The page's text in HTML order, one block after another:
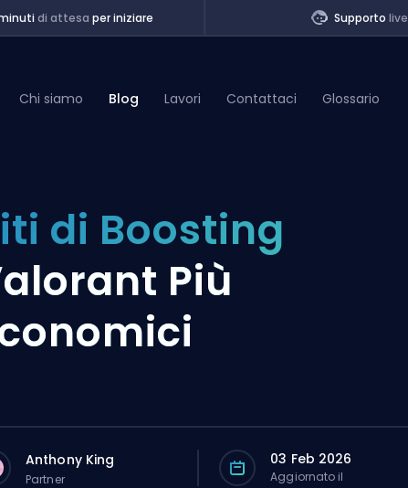
di attesa per iniziare Supporto live
Chi siamo Blog Lavori Contattaci Glossario
di Boosting
Più
Anthony King
Partner
03 Feb 2026
Aggiornato il